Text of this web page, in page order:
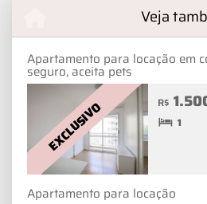
Veja
Apartamento para locação em
seguro, aceita pets
EXCLUSIVO R$
1
Apartamento para locação